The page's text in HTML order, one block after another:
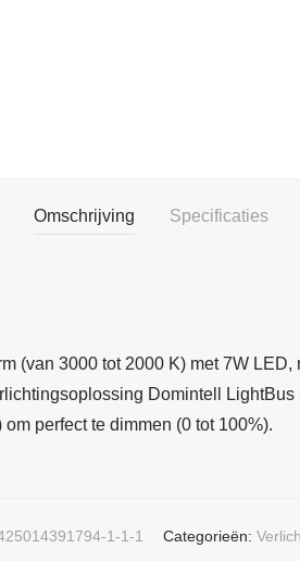
Omschrijving Specificaties
(van 3000 tot 2000 K) met 7W
Domintell
perfect te dimmen (0 tot 100%).
1-1-1 Categorieën: